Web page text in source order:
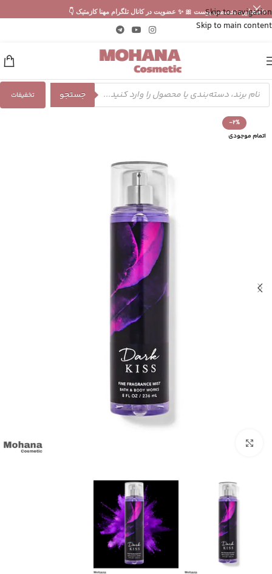
Skip to navigation
Skip to main content
✨ مشاوره تخصصی پوست 🎀 ✨ عضویت در کانال تلگرام مهنا کازمتیک 👇
جستجو تخفیفات
-2%
اتمام موجودی